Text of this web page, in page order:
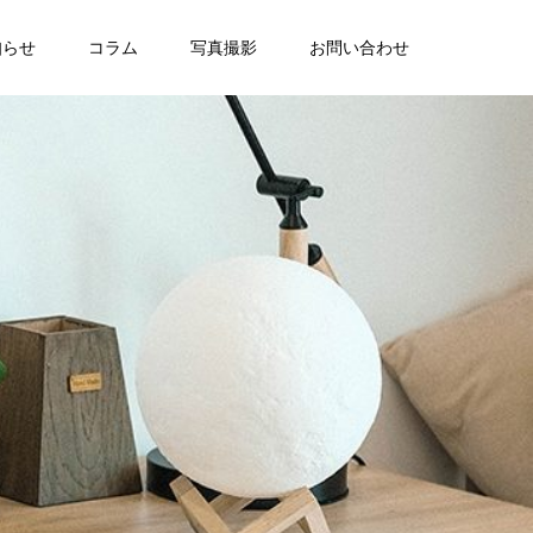
せ コラム 写真撮影 お問い合わせ